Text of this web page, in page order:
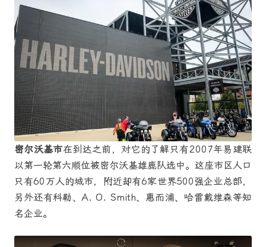
密尔沃基市在到达之前，对它的了解只有2007年易建联
以第一轮第六顺位被密尔沃基雄鹿队选中。这座市区人口
只有60万人的城市，附近却有6家世界500强企业总部，
另外还有科勒、A. O. Smith、惠而浦、哈雷戴维森等知
名企业。